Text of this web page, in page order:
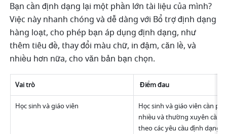
Bạn cần định dạng lại một phần lớn tài liệu của mình?
Việc này nhanh chóng và dễ dàng với Bổ trợ định dạng
hàng loạt, cho phép bạn áp dụng định dạng, như
thêm tiêu đề, thay đổi màu chữ, in đậm, căn lề, và
nhiều hơn nữa, cho văn bản bạn chọn.
Vai trò Điểm đau
Học sinh và giáo viên
Học sinh và giáo viên cần
nhiều và thường xuyên cần
theo các yêu cầu định dạng